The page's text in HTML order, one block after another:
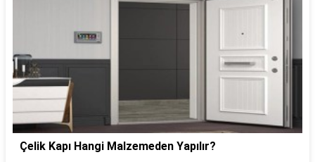
Çelik Kapı Hangi Malzemeden Yapılır?